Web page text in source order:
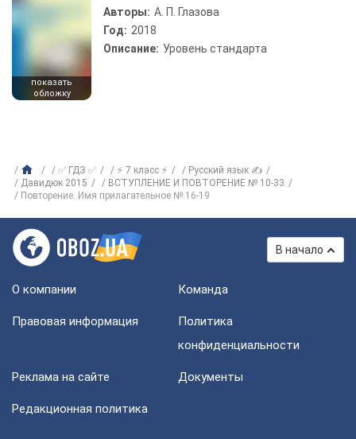
показать
обложку
Авторы: А. П. Глазова
Год: 2018
Описание: Уровень стандарта
✅ ГДЗ ✅ ⚡ 7 класс ⚡
Русский язык ✍
Давидюк 2015
ВСТУПЛЕНИЕ И ПОВТОРЕНИЕ № 10-33
Повторение. Имя прилагательное № 16-19
В начало
О компании Команда
Правовая информация
Политика
конфиденциальности
Реклама на сайте Документы
Редакционная политика